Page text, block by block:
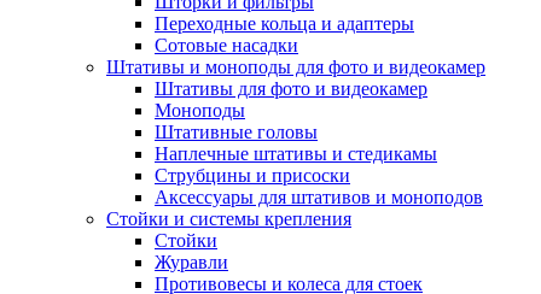
Переходные кольца и адаптеры
Сотовые насадки
Штативы и моноподы для фото и видеокамер
Штативы для фото и видеокамер
Моноподы
Штативные головы
Наплечные штативы и стедикамы
Струбцины и присоски
Аксессуары для штативов и моноподов
Стойки и системы крепления
Стойки
Журавли
Противовесы и колеса для стоек